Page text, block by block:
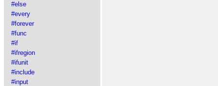
#else
#every
#forever
#func
#if
#ifregion
#ifunit
#include
#input